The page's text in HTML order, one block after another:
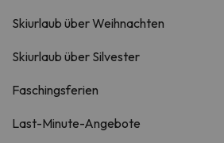
Skiurlaub über Weihnachten
Skiurlaub über Silvester
Faschingsferien
Last-Minute-Angebote